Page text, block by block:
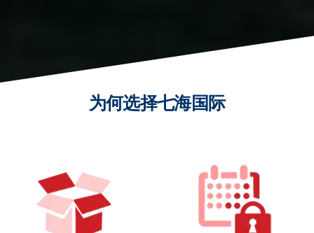
为何选择七海国际